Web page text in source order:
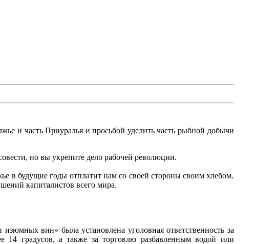
и часть Приуралья и просьбой уделить часть рыбной добычи
но вы укрепите дело рабочей революции.
в будущие годы отплатит нам со своей стороны своим хлебом.
капиталистов всего мира.
вин» была установлена уголовная ответственность за
14 градусов, а также за торговлю разбавленным водой или